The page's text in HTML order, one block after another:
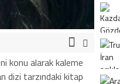
konu alarak kaleme
dizi tarzındaki kitap